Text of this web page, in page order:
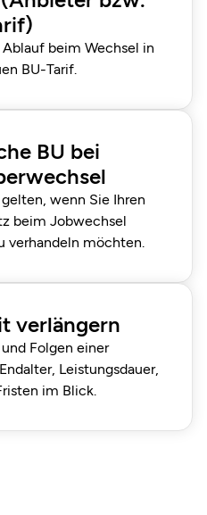
beim Wechsel in
BU-Tarif.
BU bei
wenn Sie Ihren
beim Jobwechsel
verhandeln möchten.
verlängern
Folgen einer
Leistungsdauer,
im Blick.